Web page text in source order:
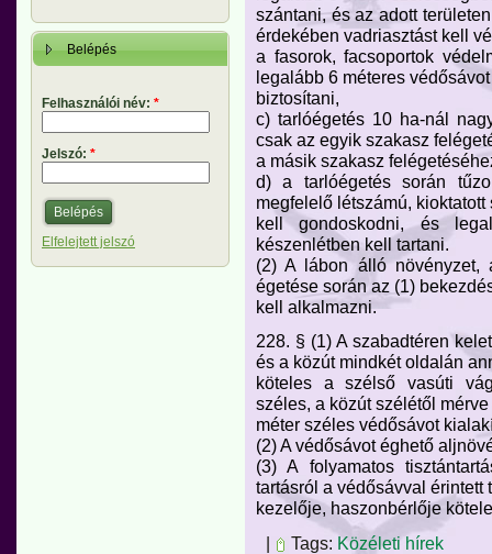
Belépés
Felhasználói név: *
Jelszó: *
Elfelejtett jelszó
szántani, és az adott
érdekében vadriasztást kell
a fasorok, facsoportok
legalább 6 méteres
biztosítani,
c) tarlóégetés 10 ha-nál
csak az egyik szakasz
a másik szakasz
d) a tarlóégetés során
megfelelő létszámú,
kell gondoskodni, és
készenlétben kell tartani.
(2) A lábon álló növényzet,
égetése során az (1)
kell alkalmazni.
228. § (1) A szabadtéren
és a közút mindkét oldalán
köteles a szélső vasúti
széles, a közút szélétől
méter széles védősávot
(2) A védősávot éghető
(3) A folyamatos
tartásról a védősávval érintett
kezelője, haszonbérlője
|
Tags: Közéleti hírek